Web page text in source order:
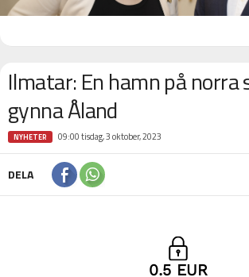
Ilmatar: En hamn på norra
gynna Åland
NYHETER 09:00 tisdag, 3 oktober, 2023
DELA